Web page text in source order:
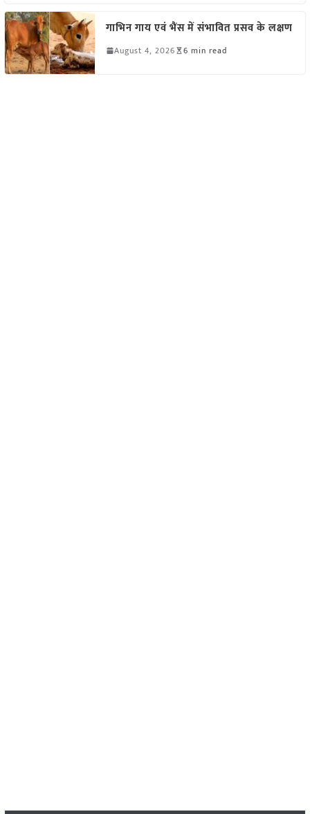
गाभिन गाय एवं भैंस में संभावित प्रसव के लक्षण
August 4, 2026 6 min read